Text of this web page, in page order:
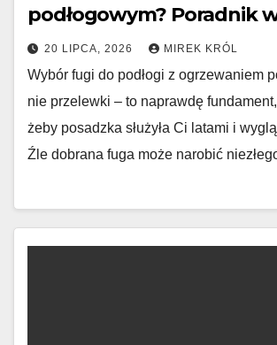
podłogowym? Poradnik
20 LIPCA, 2026 MIREK KRÓL
Wybór fugi do podłogi z ogrzewaniem
nie przelewki – to naprawdę
żeby posadzka służyła Ci latami i
Źle dobrana fuga może narobić